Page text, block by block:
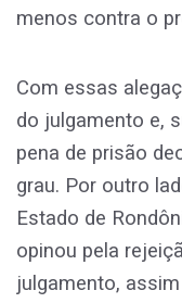
menos contra o
Com essas
do julgamento e,
pena de prisão
grau. Por outro
Estado de
opinou pela
julgamento,